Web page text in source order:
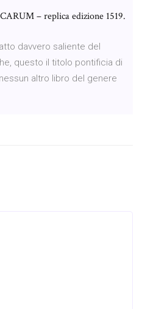
– replica edizione 1519.
davvero saliente del
questo il titolo pontificia di
altro libro del genere